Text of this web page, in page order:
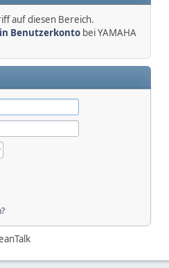
auf diesen Bereich.
Benutzerkonto bei YAMAHA